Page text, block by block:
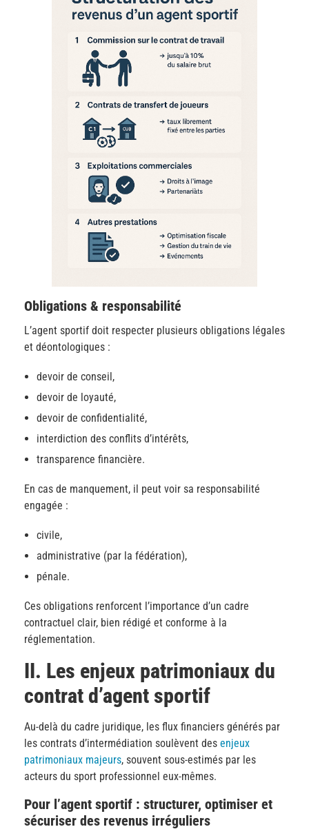
Obligations & responsabilité
L’agent sportif doit respecter plusieurs obligations légales
et déontologiques :
devoir de conseil,
devoir de loyauté,
devoir de confidentialité,
interdiction des conflits d’intérêts,
transparence financière.
En cas de manquement, il peut voir sa responsabilité
engagée :
civile,
administrative (par la fédération),
pénale.
Ces obligations renforcent l’importance d’un cadre
contractuel clair, bien rédigé et conforme à la
réglementation.
II. Les enjeux patrimoniaux du
contrat d’agent sportif
Au-delà du cadre juridique, les flux financiers générés par
les contrats d’intermédiation soulèvent des enjeux
patrimoniaux majeurs, souvent sous-estimés par les
acteurs du sport professionnel eux-mêmes.
Pour l’agent sportif : structurer, optimiser et
sécuriser des revenus irréguliers